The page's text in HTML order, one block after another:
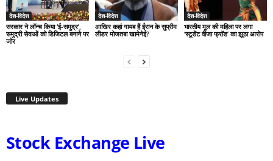
देश-विदेश
सरकार ने लॉन्च किया ‘ई-समुद्र’,
समुद्री सेवाओं को डिजिटल बनाने पर
जोर
देश-विदेश
आखिर कहां गायब हैं ईरान के सुप्रीम
लीडर मोजतबा खामेनेई?
देश-विदेश
भारतीय मूल की महिला पर लगा
‘स्टूडेंट वीजा फ्रॉड’ का झूठा आरोप
Live Updates
Stock Exchange Live